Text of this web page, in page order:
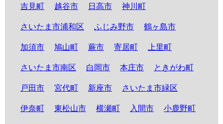
吉見町 越谷市 日高市 神川町
さいたま市浦和区 ふじみ野市 鶴ヶ島市
加須市 鳩山町 蕨市 寄居町 上里町
さいたま市南区 白岡市 本庄市 ときがわ町
戸田市 宮代町 新座市 さいたま市緑区
伊奈町 東松山市 横瀬町 入間市 小鹿野町